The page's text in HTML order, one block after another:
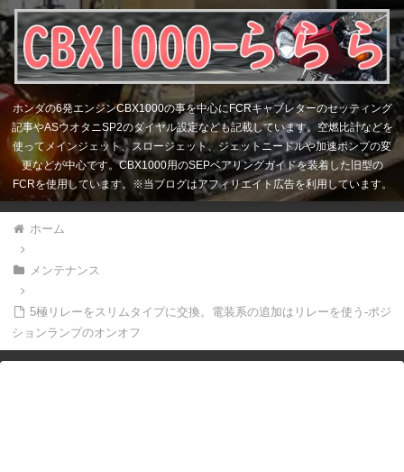
ホンダの6発エンジンCBX1000の事を中心にFCRキャブレターのセッティング
記事やASウオタニSP2のダイヤル設定なども記載しています。空燃比計などを
使ってメインジェット、スロージェット、ジェットニードルや加速ポンプの変
更などが中心です。CBX1000用のSEPベアリングガイドを装着した旧型の
FCRを使用しています。※当ブログはアフィリエイト広告を利用しています。
ホーム
メンテナンス
5極リレーをスリムタイプに交換。電装系の追加はリレーを使う-ポジ
ションランプのオンオフ